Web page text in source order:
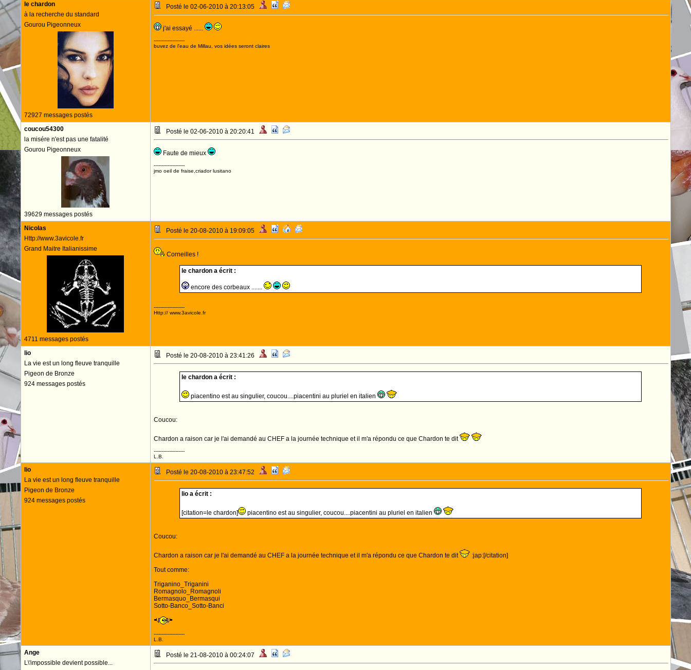
le chardon
à la recherche du standard
Gourou Pigeonneux
72927 messages postés
Posté le 02-06-2010 à 20:13:05
j'ai essayé ......
--------------------
buvez de l'eau de Millau, vos idées seront claires
coucou54300
la misére n'est pas une fatalité
Gourou Pigeonneux
39629 messages postés
Posté le 02-06-2010 à 20:20:41
Faute de mieux
--------------------
jmo oeil de fraise,criador lusitano
Nicolas
Http://www.3avicole.fr
Grand Maitre Italianissime
4711 messages postés
Posté le 20-08-2010 à 19:09:05
Corneilles !
le chardon a écrit :
encore des corbeaux .......
--------------------
Http:// www.3avicole.fr
lio
La vie est un long fleuve tranquille
Pigeon de Bronze
924 messages postés
Posté le 20-08-2010 à 23:41:26
le chardon a écrit :
piacentino est au singulier, coucou....piacentini au pluriel en italien
Coucou:
Chardon a raison car je l'ai demandé au CHEF a la journée technique et il m'a répondu ce que Chardon te dit
--------------------
L.B.
lio
La vie est un long fleuve tranquille
Pigeon de Bronze
924 messages postés
Posté le 20-08-2010 à 23:47:52
lio a écrit :
[citation=le chardon] piacentino est au singulier, coucou....piacentini au pluriel en italien
Coucou:
Chardon a raison car je l'ai demandé au CHEF a la journée technique et il m'a répondu ce que Chardon te dit
:jap:[/citation]
Tout comme:
Triganino_Triganini
Romagnolo_Romagnoli
Bermasquo_Bermasqui
Sotto-Banco_Sotto-Banci
--------------------
L.B.
Ange
L\'impossible devient possible...
Posté le 21-08-2010 à 00:24:07